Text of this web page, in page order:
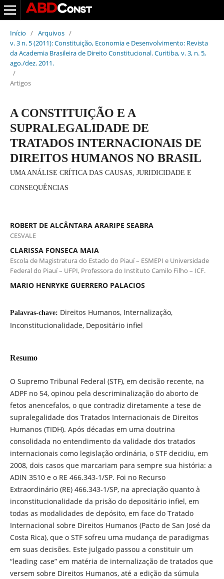
Início / Arquivos /
v. 3 n. 5 (2011): Constituição, Economia e Desenvolvimento: Revista
da Academia Brasileira de Direito Constitucional. Curitiba, v. 3, n. 5,
ago./dez. 2011.
/
Artigos
A CONSTITUIÇÃO E A
SUPRALEGALIDADE DE
TRATADOS INTERNACIONAIS DE
DIREITOS HUMANOS NO BRASIL
UMA ANÁLISE CRÍTICA DAS CAUSAS, JURIDICIDADE E
CONSEQUÊNCIAS
ROBERT DE ALCÂNTARA ARARIPE SEABRA
CESVALE
CLARISSA FONSECA MAIA
Escola de Magistratura do Estado do Piauí – ESMEPI e Universidade
Federal do Piauí – UFPI, Professora do Instituto Camilo Filho – ICF.
MARIO HENRYKE GUERRERO PALACIOS
Palavras-chave: Direitos Humanos, Internalização,
Inconstitucionalidade, Depositário infiel
Resumo
O Supremo Tribunal Federal (STF), em decisão recente, na
ADPF no 54, opinou pela descriminalização do aborto de
fetos anencefalos, o que contradiz diretamente a tese de
supralegalidade dos Tratados Internacionais de Direitos
Humanos (TIDH). Após décadas em uma doutrina
consolidada no entendimento da validade dos tratados
internacionais como legislação ordinária, o STF decidiu, em
2008, dois casos que marcariam para sempre sua história: a
ADIN 3510 e o RE 466.343-1/SP. Foi no Recurso
Extraordinário (RE) 466.343-1/SP, na apreciação quanto à
inconstitucionalidade da prisão do depositário infiel, em
todas as modalidades de depósito, em face do Tratado
Internacional sobre Direitos Humanos (Pacto de San José da
Costa Rica), que o STF sofreu uma mudança de paradigmas
em suas decisões. Este julgado passou a constituir um
“leading case” em matéria de internalização de tratados que
versem sobre Direitos Humanos, até a edição da súmula